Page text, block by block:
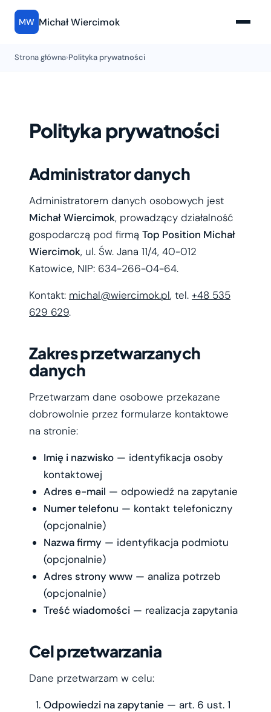
MW Michał Wiercimok
Strona główna›Polityka prywatności
Polityka prywatności
Administrator danych
Administratorem danych osobowych jest
Michał Wiercimok, prowadzący działalność
gospodarczą pod firmą Top Position Michał
Wiercimok, ul. Św. Jana 11/4, 40-012
Katowice, NIP: 634-266-04-64.
Kontakt: michal@wiercimok.pl, tel. +48 535
629 629.
Zakres przetwarzanych
danych
Przetwarzam dane osobowe przekazane
dobrowolnie przez formularze kontaktowe
na stronie:
Imię i nazwisko — identyfikacja osoby
kontaktowej
Adres e-mail — odpowiedź na zapytanie
Numer telefonu — kontakt telefoniczny
(opcjonalnie)
Nazwa firmy — identyfikacja podmiotu
(opcjonalnie)
Adres strony www — analiza potrzeb
(opcjonalnie)
Treść wiadomości — realizacja zapytania
Cel przetwarzania
Dane przetwarzam w celu:
Odpowiedzi na zapytanie — art. 6 ust. 1